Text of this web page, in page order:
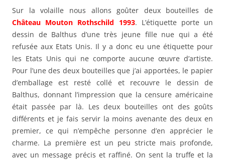
Sur la volaille nous allons goûter deux bouteilles de
Château Mouton Rothschild 1993. L’étiquette porte un
dessin de Balthus d’une très jeune fille nue qui a été
refusée aux Etats Unis. Il y a donc eu une étiquette pour
les Etats Unis qui ne comporte aucune œuvre d’artiste.
Pour l’une des deux bouteilles que j’ai apportées, le papier
d’emballage est resté collé et recouvre le dessin de
Balthus, donnant l’impression que la censure américaine
était passée par là. Les deux bouteilles ont des goûts
différents et je fais servir la moins avenante des deux en
premier, ce qui n’empêche personne d’en apprécier le
charme. La première est un peu stricte mais profonde,
avec un message précis et raffiné. On sent la truffe et la